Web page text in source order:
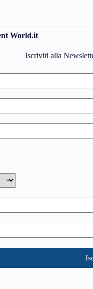
World.it
Iscriviti alla